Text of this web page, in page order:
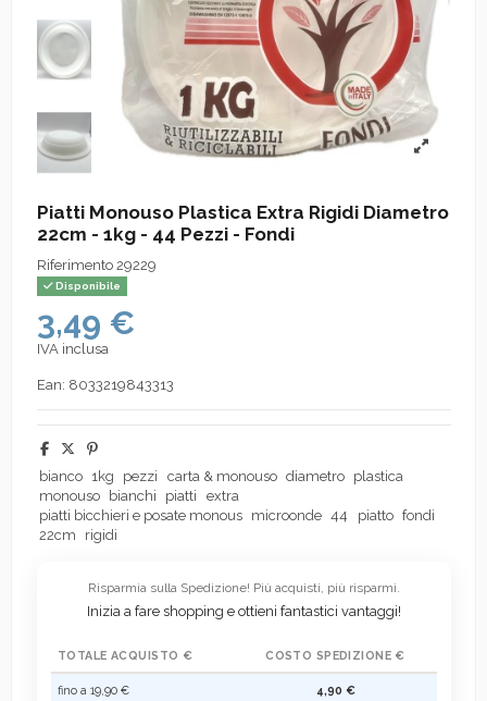
Piatti Monouso Plastica Extra Rigidi Diametro
22cm - 1kg - 44 Pezzi - Fondi
Riferimento 29229
Disponibile
3,49 €
IVA inclusa
Ean: 8033219843313
bianco 1kg pezzi carta & monouso diametro
plastica
monouso bianchi piatti
extra
piatti bicchieri e posate monous microonde 44 piatto fondi
22cm
rigidi
Risparmia sulla Spedizione! Più acquisti, più risparmi.
Inizia a fare shopping e ottieni fantastici vantaggi!
TOTALE ACQUISTO € COSTO SPEDIZIONE €
fino a 19,90 € 4,90 €